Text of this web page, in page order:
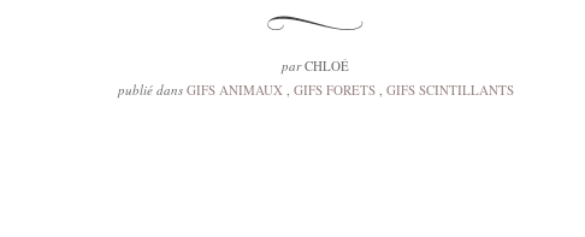
parCHLOÉ
publié dans GIFS ANIMAUX, GIFS FORETS, GIFS SCINTILLANTS